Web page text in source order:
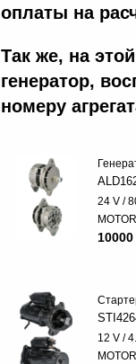
оплаты на
Так же, на
генератор,
номеру
24 V /
12 V /